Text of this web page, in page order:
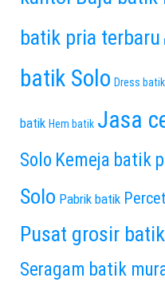
batik pria terbaru
batik Solo Dress batik
batik Hem batik Jasa
Solo Kemeja batik
Solo Pabrik batik
Pusat grosir batik
Seragam batik